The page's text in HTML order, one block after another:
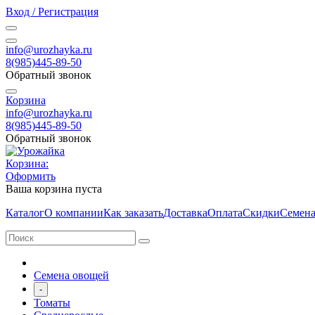
Вход / Регистрация
info@urozhayka.ru
8(985)445-89-50
Обратный звонок
Корзина
info@urozhayka.ru
8(985)445-89-50
Обратный звонок
Корзина:
Оформить
Ваша корзина пуста
КаталогО компанииКак заказатьДоставкаОплатаСкидки
Семена овощей
-
Томаты